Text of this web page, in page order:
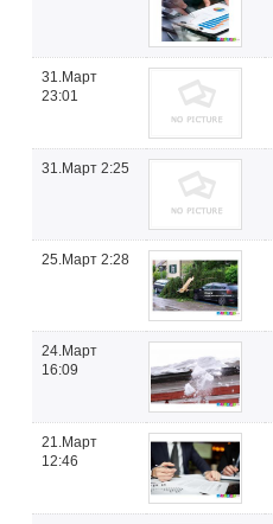
31.Март
23:01
31.Март 2:25
25.Март 2:28
24.Март
16:09
21.Март
12:46